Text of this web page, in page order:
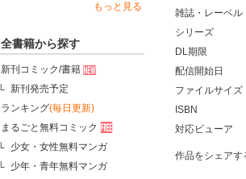
もっと見る
全書籍から探す
新刊コミック/書籍
新刊発売予定
ランキング(毎日更新)
まるごと無料コミック
少女・女性無料マンガ
少年・青年無料マンガ
雑誌・レーベル
シリーズ
DL期限
配信開始日
ファイルサイズ
ISBN
対応ビューア
作品をシェアす